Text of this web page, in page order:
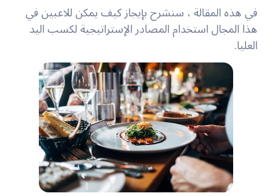
في هذه المقالة ، سنشرح بإيجاز كيف يمكن للاعبين في
هذا المجال استخدام المصادر الإستراتيجية لكسب اليد
العليا.